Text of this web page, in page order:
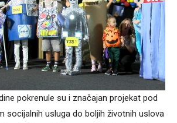
pokrenule su i značajan projekat pod
socijalnih usluga do boljih životnih uslova